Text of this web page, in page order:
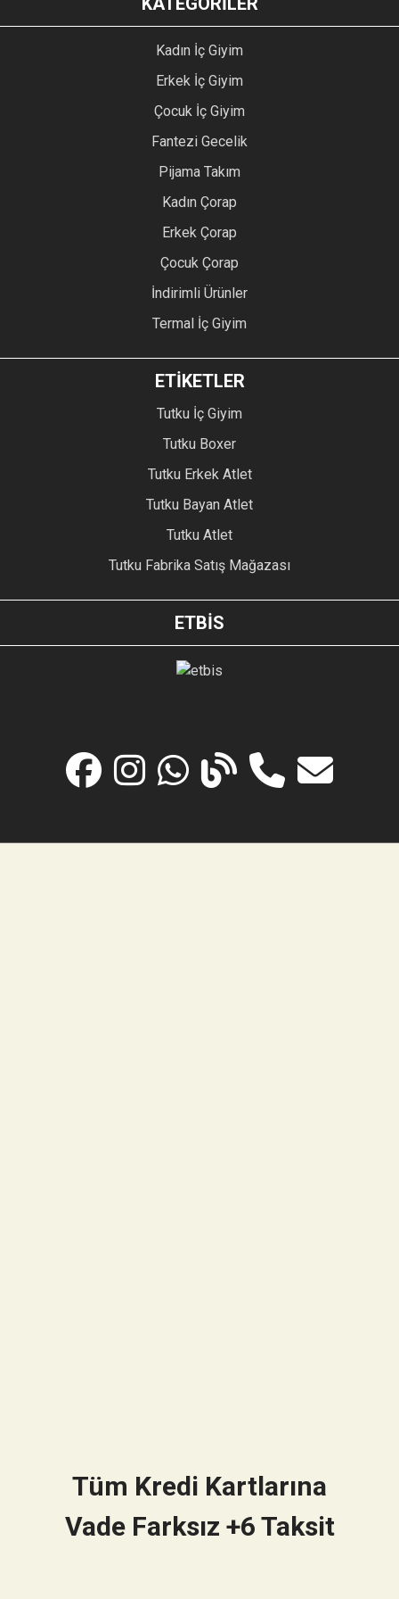
Kadın İç Giyim
Erkek İç Giyim
Çocuk İç Giyim
Fantezi Gecelik
Pijama Takım
Kadın Çorap
Erkek Çorap
Çocuk Çorap
İndirimli Ürünler
Termal İç Giyim
ETİKETLER
Tutku İç Giyim
Tutku Boxer
Tutku Erkek Atlet
Tutku Bayan Atlet
Tutku Atlet
Tutku Fabrika Satış Mağazası
ETBİS
Tüm Kredi Kartlarına
Vade Farksız +6 Taksit